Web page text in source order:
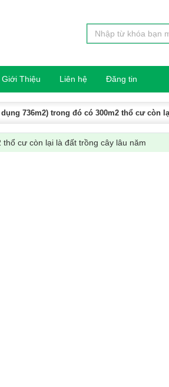
Giới Thiệu Liên hệ Đăng tin
736m2) trong đó có 300m2 thổ cư còn
cư còn lại là đất trồng cây lâu năm